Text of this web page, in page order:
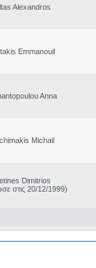
Alexandros
Emmanouil
Anna
Michail
Dimitrios
στις 20/12/1999)